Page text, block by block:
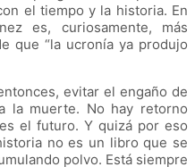
el tiempo y la historia. En
es, curiosamente, más
que “la ucronía ya produjo
evitar el engaño de
la muerte. No hay retorno
el futuro. Y quizá por eso
no es un libro que se
polvo. Está siempre